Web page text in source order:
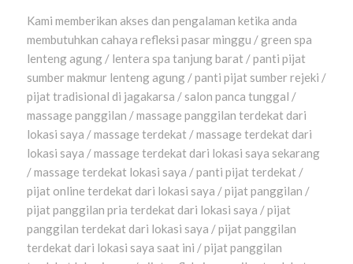
Kami memberikan akses dan pengalaman ketika anda
membutuhkan cahaya refleksi pasar minggu / green spa
lenteng agung / lentera spa tanjung barat / panti pijat
sumber makmur lenteng agung / panti pijat sumber rejeki /
pijat tradisional di jagakarsa / salon panca tunggal /
massage panggilan / massage panggilan terdekat dari
lokasi saya / massage terdekat / massage terdekat dari
lokasi saya / massage terdekat dari lokasi saya sekarang
/ massage terdekat lokasi saya / panti pijat terdekat /
pijat online terdekat dari lokasi saya / pijat panggilan /
pijat panggilan pria terdekat dari lokasi saya / pijat
panggilan terdekat dari lokasi saya / pijat panggilan
terdekat dari lokasi saya saat ini / pijat panggilan